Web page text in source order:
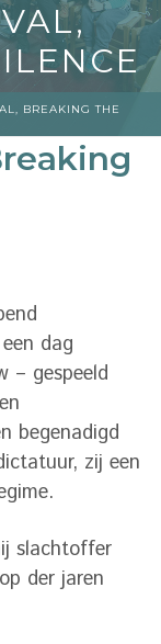
BREAKING THE
dag
– gespeeld
begenadigd
zij een
slachtoffer
der jaren